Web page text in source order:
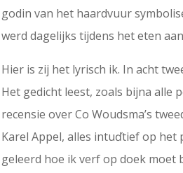
godin van het haardvuur
werd dagelijks tijdens het eten
Hier is zij het lyrisch ik. In acht
Het gedicht leest, zoals bijna alle
recensie over Co Woudsma’s
Karel Appel, alles intuďtief op het
geleerd hoe ik verf op doek moet